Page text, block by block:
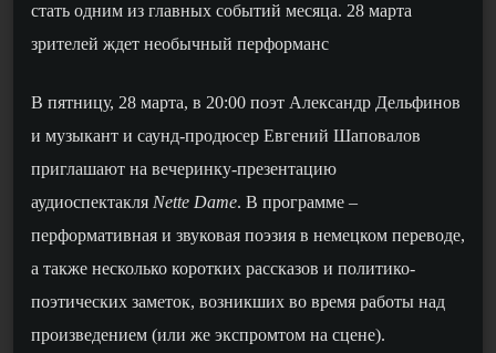
стать одним из главных событий месяца. 28 марта
зрителей ждет необычный перформанс
В пятницу, 28 марта, в 20:00 поэт Александр Дельфинов
и музыкант и саунд-продюсер Евгений Шаповалов
приглашают на вечеринку-презентацию
аудиоспектакля Nette Dame. В программе –
перформативная и звуковая поэзия в немецком переводе,
а также несколько коротких рассказов и политико-
поэтических заметок, возникших во время работы над
произведением (или же экспромтом на сцене).